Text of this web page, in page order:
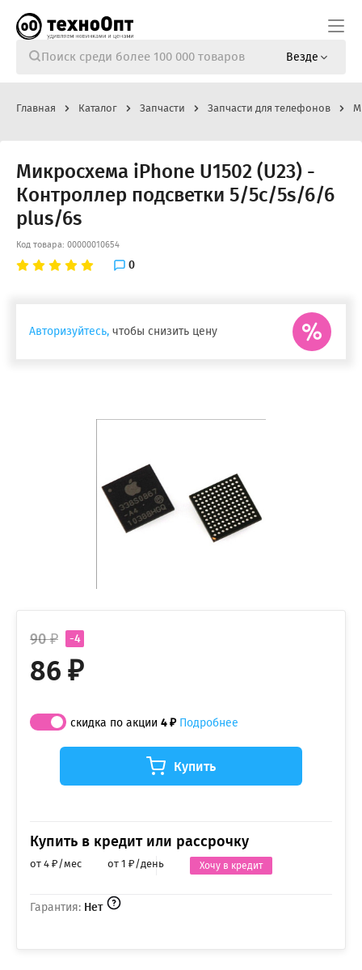
Везде
Главная Каталог Запчасти Запчасти для телефонов
Микросхема iPhone U1502 (U23) -
Контроллер подсветки 5/5c/5s/6/6
plus/6s
Код товара: 00000010654
0
Авторизуйтесь, чтобы снизить цену
-4
90 ₽
86 ₽
Гарантия: Нет
скидка по акции 4 ₽ Подробнее
Купить
Купить в кредит или рассрочку
от 4 ₽/мес от 1 ₽/день Хочу в кредит